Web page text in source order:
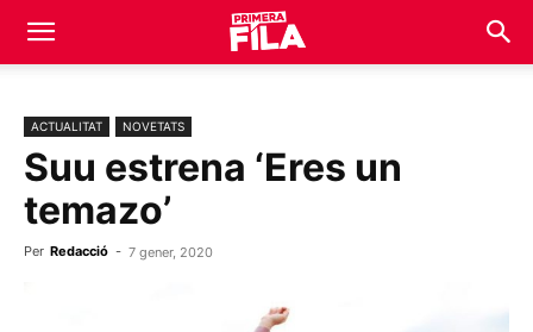
ACTUALITAT NOVETATS
Suu estrena ‘Eres un
temazo’
Per Redacció - 7 gener, 2020